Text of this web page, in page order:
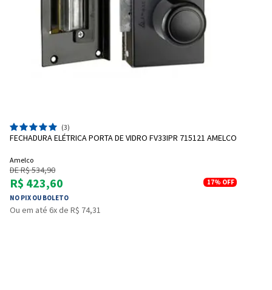
(3)
FECHADURA ELÉTRICA PORTA DE VIDRO FV33IPR 715121 AMELCO
Amelco
DE R$ 534,90
R$ 423,60
NO PIX OU BOLETO
17% OFF
Ou em até 6x de R$ 74,31